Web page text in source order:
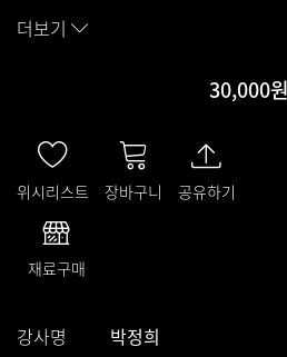
더보기
30,000원
위시리스트 장바구니 공유하기
재료구매
강사명 박정희